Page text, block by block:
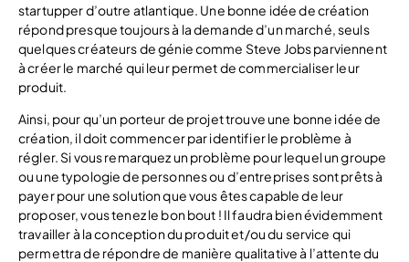
startupper d’outre atlantique. Une bonne idée de création
répond presque toujours à la demande d’un marché, seuls
quelques créateurs de génie comme Steve Jobs parviennent
à créer le marché qui leur permet de commercialiser leur
produit.
Ainsi, pour qu’un porteur de projet trouve une bonne idée de
création, il doit commencer par identifier le problème à
régler. Si vous remarquez un problème pour lequel un groupe
ou une typologie de personnes ou d’entreprises sont prêts à
payer pour une solution que vous êtes capable de leur
proposer, vous tenez le bon bout ! Il faudra bien évidemment
travailler à la conception du produit et/ou du service qui
permettra de répondre de manière qualitative à l’attente du